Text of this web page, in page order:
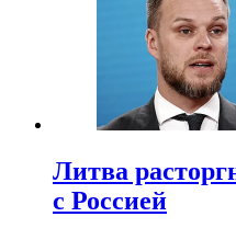
Литва
с Россией